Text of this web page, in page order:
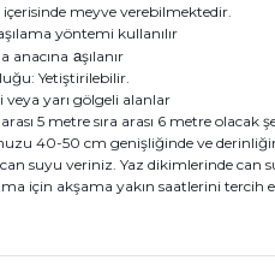
içerisinde meyve verebilmektedir.
yöntemi kullanılır
anacına aşılanır
Yetiştirilebilir.
veya yarı gölgeli alanlar
5 metre sıra arası 6 metre olacak
40-50 cm genişliğinde ve
suyu veriniz. Yaz dikimlerinde can
için akşama yakın saatlerini tercih